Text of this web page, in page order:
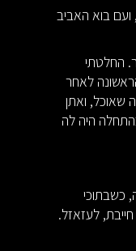
בוא האביב
החלטתי
לאחר
ואתן
היה לה
כשבתוכי
לעזאזל.